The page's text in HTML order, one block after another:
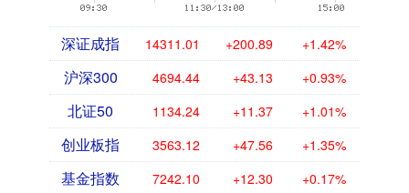
深证成指 14311.01 +200.89 +1.42%
沪深300 4694.44 +43.13 +0.93%
北证50 1134.24 +11.37 +1.01%
创业板指 3563.12 +47.56 +1.35%
基金指数 7242.10 +12.30 +0.17%